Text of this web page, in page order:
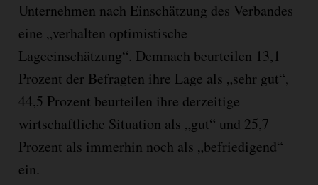
Unternehmen nach Einschätzung des Verbandes
eine „verhalten optimistische
Lageeinschätzung“. Demnach beurteilen 13,1
Prozent der Befragten ihre Lage als „sehr gut“,
44,5 Prozent beurteilen ihre derzeitige
wirtschaftliche Situation als „gut“ und 25,7
Prozent als immerhin noch als „befriedigend“
ein.